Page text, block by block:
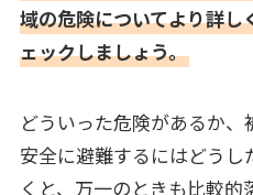
域の危険についてより詳
ェックしましょう。
どういった危険があるか、
安全に避難するにはどう
くと、万一のときも比較的